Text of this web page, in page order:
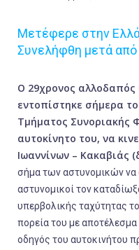
Μετέφερε στην
Συνελήφθη μετά
Ο 29χρονος αλλοδαπός
εντοπίστηκε σήμερα
Τμήματος Συνοριακής
αυτοκίνητο του, να
Ιωαννίνων – Κακαβιάς
σήμα των αστυνομικών να
αστυνομικοί τον
υπερβολικής ταχύτητας
πορεία του με
οδηγός του αυτοκινήτου